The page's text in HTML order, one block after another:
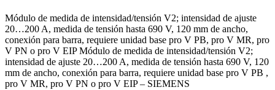
Módulo de medida de intensidad/tensión V2; intensidad de ajuste
20…200 A, medida de tensión hasta 690 V, 120 mm de ancho,
conexión para barra, requiere unidad base pro V PB, pro V MR, pro
V PN o pro V EIP Módulo de medida de intensidad/tensión V2;
intensidad de ajuste 20…200 A, medida de tensión hasta 690 V, 120
mm de ancho, conexión para barra, requiere unidad base pro V PB ,
pro V MR, pro V PN o pro V EIP – SIEMENS